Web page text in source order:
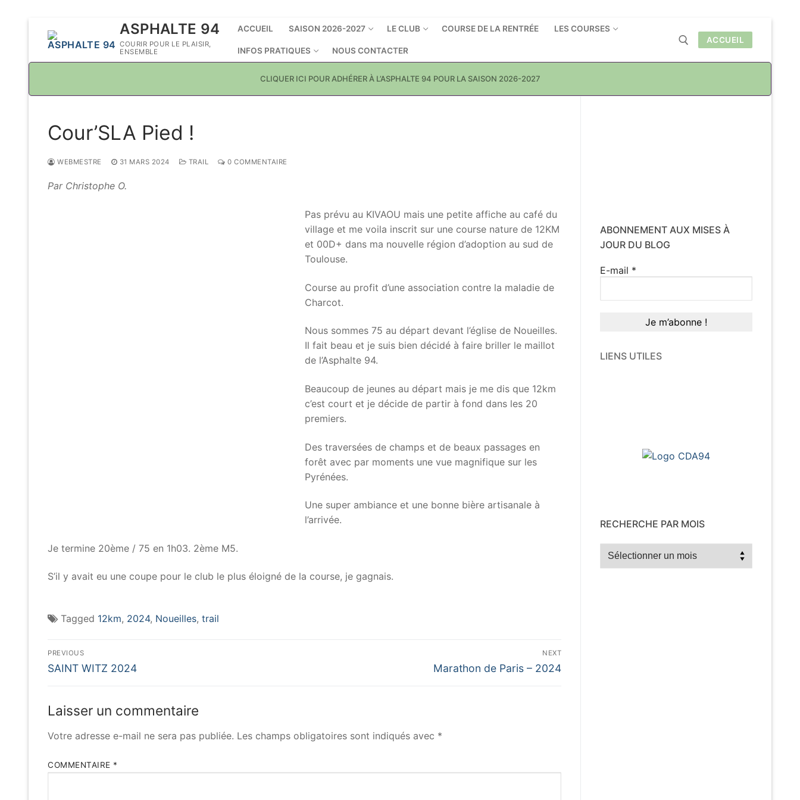
ASPHALTE 94
COURIR POUR LE PLAISIR,
ENSEMBLE
ACCUEIL SAISON 2026-2027 LE CLUB COURSE DE LA RENTRÉE LES COURSES
INFOS PRATIQUES NOUS CONTACTER
ACCUEIL
CLIQUER ICI POUR ADHÉRER À L’ASPHALTE 94 POUR LA SAISON 2026-2027
Cour’SLA Pied !
WEBMESTRE 31 MARS 2024 TRAIL 0 COMMENTAIRE
Par Christophe O.
Pas prévu au KIVAOU mais une petite affiche au café du
village et me voila inscrit sur une course nature de 12KM
et 00D+ dans ma nouvelle région d’adoption au sud de
Toulouse.
Course au profit d’une association contre la maladie de
Charcot.
Nous sommes 75 au départ devant l’église de Noueilles.
Il fait beau et je suis bien décidé à faire briller le maillot
de l’Asphalte 94.
Beaucoup de jeunes au départ mais je me dis que 12km
c’est court et je décide de partir à fond dans les 20
premiers.
Des traversées de champs et de beaux passages en
forêt avec par moments une vue magnifique sur les
Pyrénées.
Une super ambiance et une bonne bière artisanale à
l’arrivée.
Je termine 20ème / 75 en 1h03. 2ème M5.
S’il y avait eu une coupe pour le club le plus éloigné de la course, je gagnais.
Tagged 12km, 2024, Noueilles, trail
Navigation
de
PREVIOUS
Previous
SAINT WITZ 2024
NEXT
Next
Marathon de Paris – 2024
Laisser un commentaire
Votre adresse e-mail ne sera pas publiée. Les champs obligatoires sont indiqués avec *
COMMENTAIRE *
ABONNEMENT AUX MISES À
JOUR DU BLOG
E-mail *
LIENS UTILES
RECHERCHE PAR MOIS
Recherche